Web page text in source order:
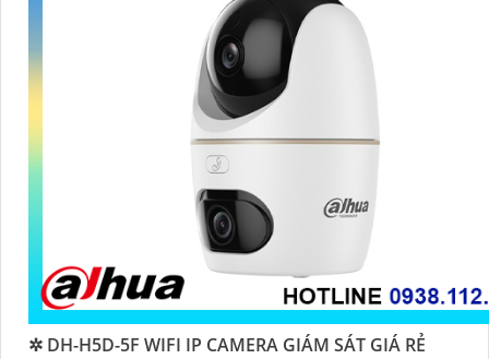
✲ DH-H5D-5F WIFI IP CAMERA GIÁM SÁT GIÁ RẺ